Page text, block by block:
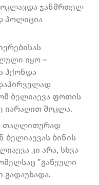
ჯანმრთელ
პოლიცია
იყო –
ჰქონდა
ბელიაევა ფოთის
იარაღით მოკლა.
თაღლითურად
ბელიაევას ბინის
კი არა, სხვა
”გაწეული
გადაუხადა.